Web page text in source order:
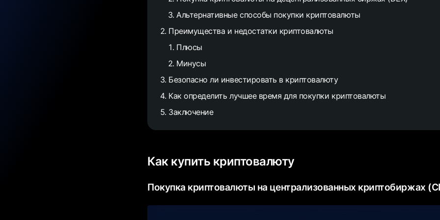
Альтернативные способы покупки криптовалюты
Преимущества и недостатки криптовалюты
Плюсы
Минусы
Безопасно ли инвестировать в криптовалюту
Как определить лучшее время для покупки криптовалюты
Заключение
Как купить криптовалюту
Покупка криптовалюты на централизованных криптобиржах